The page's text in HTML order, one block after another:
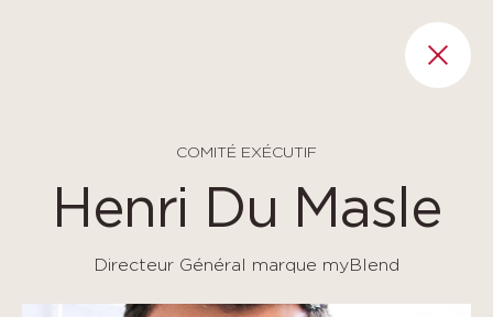
COMITÉ EXÉCUTIF
Henri Du Masle
Directeur Général marque myBlend